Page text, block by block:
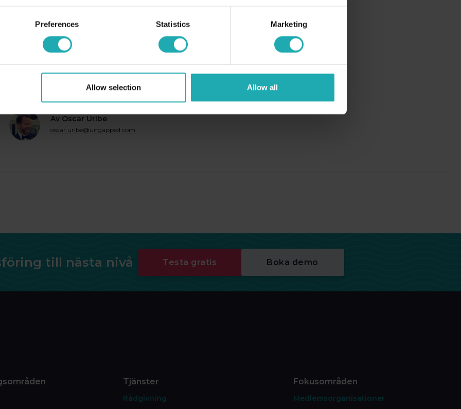
Preferences Statistics Marketing
Allow selection Allow all
en
produkt. Att sälja produkter via e-
postmarknadsföring kan vara effektivt, men det
funkar vanligtvis bäst när du kör kampanjer eller
abandoned cart-mail.
Av Oscar Uribe
oscar.uribe@ungapped.com
till nästa nivå Testa gratis Boka demo
Tjänster
Rådgivning
Fokusområden
Medlemsorganisationer